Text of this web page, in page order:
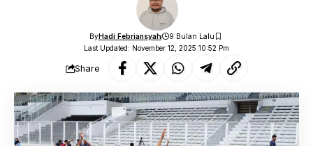
Last Updated: November 12, 2025 10:52 Pm
ByHadi Febriansyah 9 Bulan Lalu
Share